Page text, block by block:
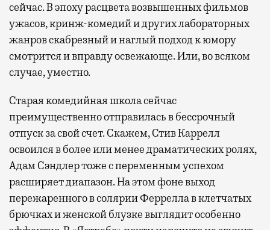
сейчас. В эпоху расцвета возвышенных фильмов
ужасов, кринж-комедий и других лабораторных
жанров скабрезный и наглый подход к юмору
смотрится и вправду освежающе. Или, во всяком
случае, уместно.
Старая комедийная школа сейчас
преимущественно отправилась в бессрочный
отпуск за свой счет. Скажем, Стив Каррелл
освоился в более или менее драматических ролях,
Адам Сэндлер тоже с переменным успехом
расширяет диапазон. На этом фоне выход
пережаренного в солярии Феррелла в клетчатых
брючках и женской блузке выглядит особенно